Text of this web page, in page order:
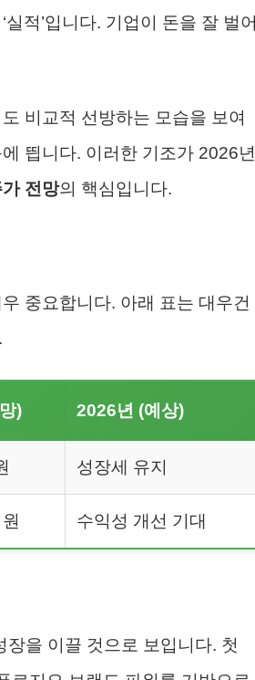
적’입니다. 기업이 돈을 잘 벌어
비교적 선방하는 모습을 보여
띕니다. 이러한 기조가 2026년
전망의 핵심입니다.
중요합니다. 아래 표는 대우건
) 2026년 (예상)
성장세 유지
수익성 개선 기대
을 이끌 것으로 보입니다. 첫